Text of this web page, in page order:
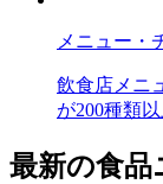
メニュー・
飲食店メニ
が200種類以
最新の食品